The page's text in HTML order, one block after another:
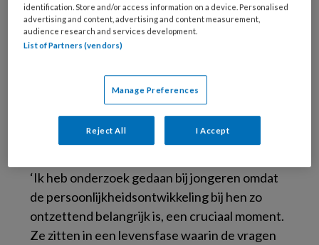
met persoonlijkheidsproblematiek van een
andere categorie zijn dan gezonde mensen.
Daar wil ik vanaf. Iedereen maakt een
moeilijkheden te maken krijgen in zijn leven.
Een mens is meer dan het label dat hij of zij
opgeplakt krijgt er zit een verhaal achter ieder
mens.’
‘Ik heb onderzoek gedaan bij jongeren omdat
de persoonlijkheidsontwikkeling bij hen zo
ontzettend belangrijk is, een cruciaal moment.
Ze zitten in een levensfase waarin de vragen
identification. Store and/or access information on a device. Personalised
advertising and content, advertising and content measurement,
audience research and services development.
List of Partners (vendors)
Manage Preferences
Reject All I Accept